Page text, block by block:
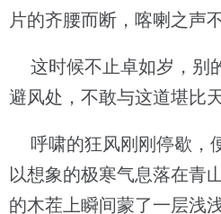
片的齐腰而断，喀喇之声
这时候不止卓如岁，别
避风处，不敢与这道堪比
呼啸的狂风刚刚停歇，
以想象的极寒气息落在青
的木茬上瞬间蒙了一层浅